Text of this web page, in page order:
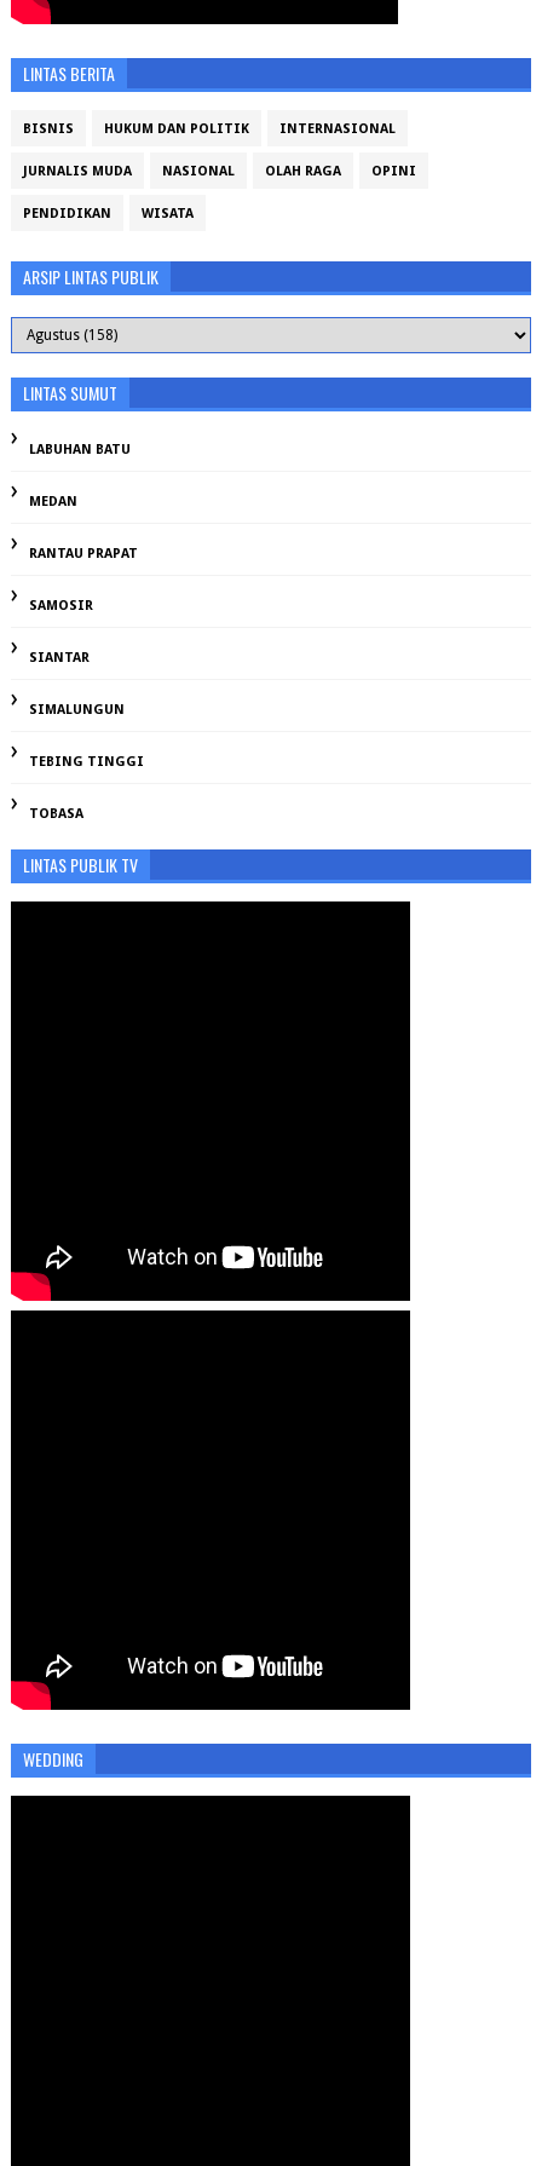
LINTAS BERITA
BISNIS HUKUM DAN POLITIK INTERNASIONAL
JURNALIS MUDA NASIONAL OLAH RAGA OPINI
PENDIDIKAN WISATA
ARSIP LINTAS PUBLIK
LINTAS SUMUT
LABUHAN BATU
MEDAN
RANTAU PRAPAT
SAMOSIR
SIANTAR
SIMALUNGUN
TEBING TINGGI
TOBASA
LINTAS PUBLIK TV
WEDDING